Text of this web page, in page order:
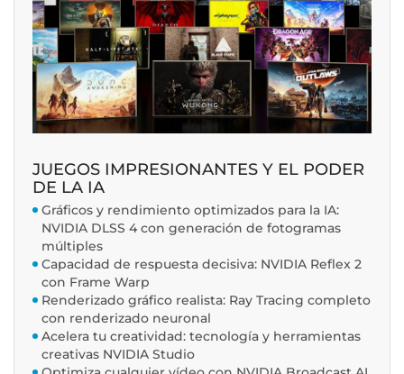
JUEGOS IMPRESIONANTES Y EL PODER
DE LA IA
Gráficos y rendimiento optimizados para la IA:
NVIDIA DLSS 4 con generación de fotogramas
múltiples
Capacidad de respuesta decisiva: NVIDIA Reflex 2
con Frame Warp
Renderizado gráfico realista: Ray Tracing completo
con renderizado neuronal
Acelera tu creatividad: tecnología y herramientas
creativas NVIDIA Studio